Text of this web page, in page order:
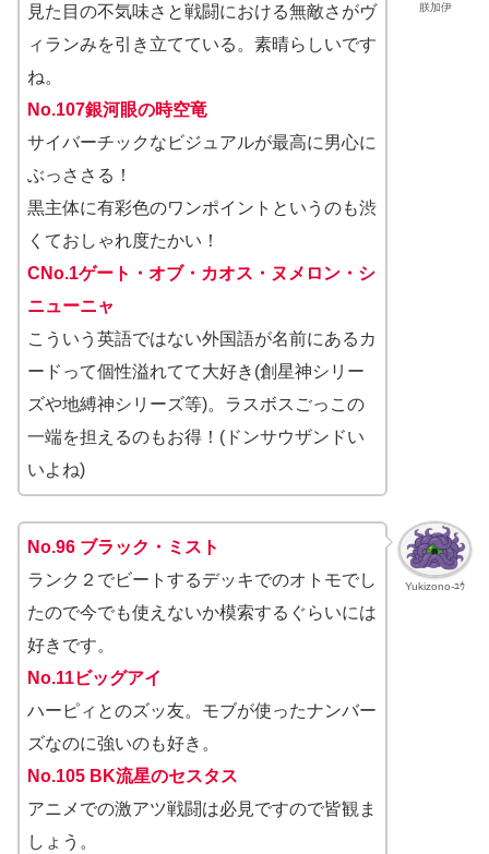
朕加伊
見た目の不気味さと戦闘における無敵さがヴ
ィランみを引き立てている。素晴らしいです
ね。
No.107銀河眼の時空竜
サイバーチックなビジュアルが最高に男心に
ぶっささる！
黒主体に有彩色のワンポイントというのも渋
くておしゃれ度たかい！
CNo.1ゲート・オブ・カオス・ヌメロン・シ
ニューニャ
こういう英語ではない外国語が名前にあるカ
ードって個性溢れてて大好き(創星神シリー
ズや地縛神シリーズ等)。ラスボスごっこの
一端を担えるのもお得！(ドンサウザンドい
いよね)
Yukizono-ﾕｳ
No.96 ブラック・ミスト
ランク２でビートするデッキでのオトモでし
たので今でも使えないか模索するぐらいには
好きです。
No.11ビッグアイ
ハーピィとのズッ友。モブが使ったナンバー
ズなのに強いのも好き。
No.105 BK流星のセスタス
アニメでの激アツ戦闘は必見ですので皆観ま
しょう。